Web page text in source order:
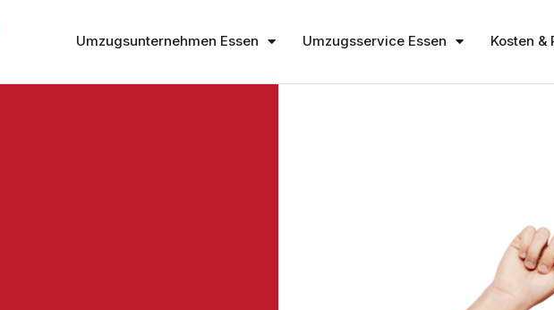
Umzugsunternehmen Essen Umzugsservice Essen Kosten &